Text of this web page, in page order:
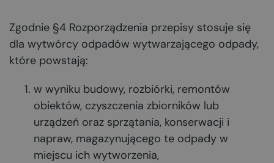
Zgodnie §4 Rozporządzenia przepisy stosuje się
dla wytwórcy odpadów wytwarzającego odpady,
które powstają:
w wyniku budowy, rozbiórki, remontów
obiektów, czyszczenia zbiorników lub
urządzeń oraz sprzątania, konserwacji i
napraw, magazynującego te odpady w
miejscu ich wytworzenia,